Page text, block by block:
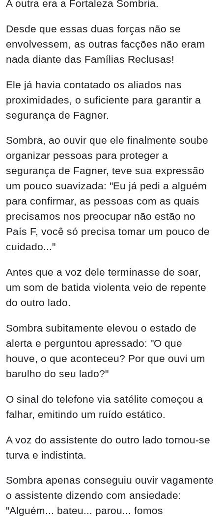
A outra era a Fortaleza Sombria.
Desde que essas duas forças não se
envolvessem, as outras facções não eram
nada diante das Famílias Reclusas!
Ele já havia contatado os aliados nas
proximidades, o suficiente para garantir a
segurança de Fagner.
Sombra, ao ouvir que ele finalmente soube
organizar pessoas para proteger a
segurança de Fagner, teve sua expressão
um pouco suavizada: "Eu já pedi a alguém
para confirmar, as pessoas com as quais
precisamos nos preocupar não estão no
País F, você só precisa tomar um pouco de
cuidado..."
Antes que a voz dele terminasse de soar,
um som de batida violenta veio de repente
do outro lado.
Sombra subitamente elevou o estado de
alerta e perguntou apressado: "O que
houve, o que aconteceu? Por que ouvi um
barulho do seu lado?"
O sinal do telefone via satélite começou a
falhar, emitindo um ruído estático.
A voz do assistente do outro lado tornou-se
turva e indistinta.
Sombra apenas conseguiu ouvir vagamente
o assistente dizendo com ansiedade:
"Alguém... bateu... parou... fomos